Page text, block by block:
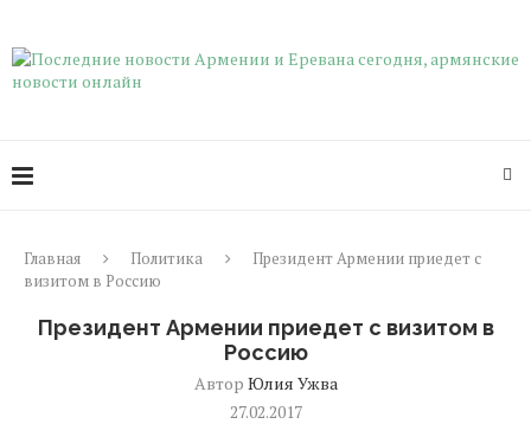
Главная Политика
Президент Армении приедет с
визитом в Россию
Президент Армении приедет с визитом в
Россию
Автор Юлия Ужва
27.02.2017